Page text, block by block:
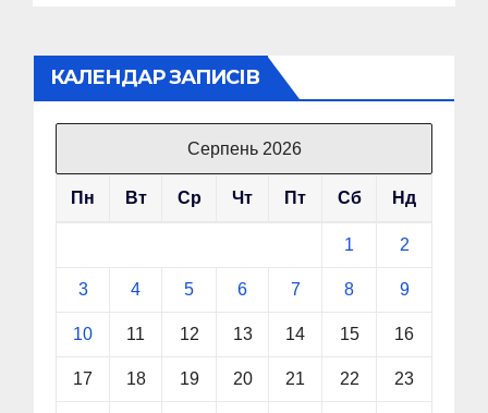
КАЛЕНДАР ЗАПИСІВ
Серпень 2026
Пн Вт Ср Чт Пт Сб Нд
1 2
3 4 5 6 7 8 9
10 11 12 13 14 15 16
17 18 19 20 21 22 23